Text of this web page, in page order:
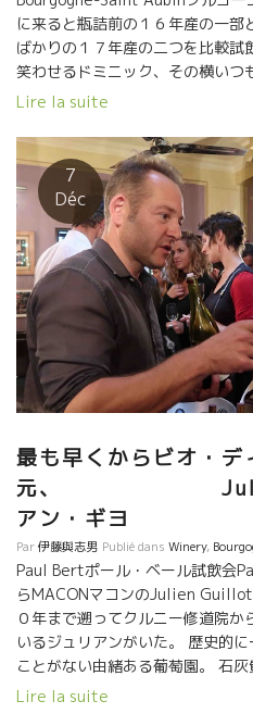
に来ると瓶詰前の１６年産の一
ばかりの１７年産の二つを比較試
笑わせるドミニック、その横いつ
モクモクと自分が醸した１７年産
カさんは、このドゥランのミネラ
きだ。 １６年産と１７年産をど
にもの美味しさにレベッカもバー
しいできだった。１７年産は更
に、液体の旨味、酸とミネラル、
さであった。 ジュリアンの醸造
レクトプレスのロゼ、白の軽
の手で除梗の葡萄粒丸ご発酵など
ン、Magnifique!!本当に素
Lire la suite
7
Déc
最も早くからビオ・デ
元、 Julien
アン・ギヨ
Par伊藤與志男 Publié dans Winery,
Paul Bertポール・ベール試飲会
らMACONマコンのJulien Guillot
０年まで遡ってクルニー修道院
いるジュリアンがいた。 歴史的
ことがない由緒ある葡萄園。 石
リの美味しいワインを醸すジュリ
Lire la suite